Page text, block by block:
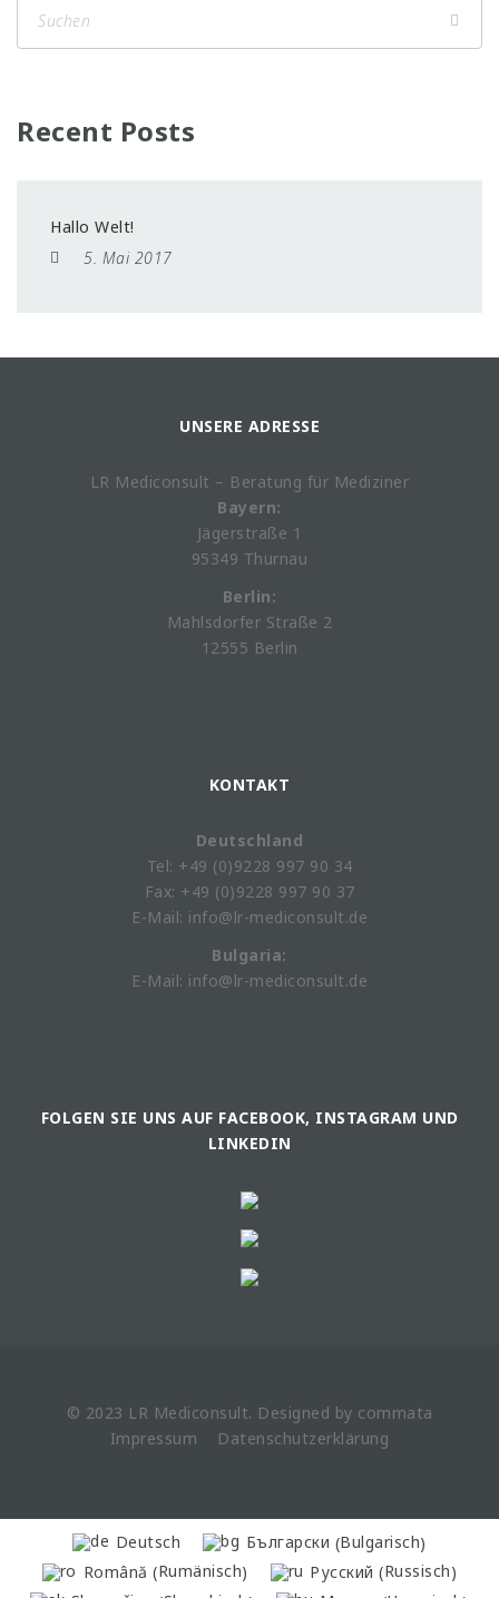
Recent Posts
Hallo Welt!
5. Mai 2017
UNSERE ADRESSE
LR Mediconsult – Beratung für Mediziner
Bayern:
Jägerstraße 1
95349 Thurnau
Berlin:
Mahlsdorfer Straße 2
12555 Berlin
KONTAKT
Deutschland
Tel: +49 (0)9228 997 90 34
Fax: +49 (0)9228 997 90 37
E-Mail: info@lr-mediconsult.de
Bulgaria:
E-Mail: info@lr-mediconsult.de
FOLGEN SIE UNS AUF FACEBOOK, INSTAGRAM UND
LINKEDIN
© 2023 LR Mediconsult. Designed by commata
Impressum
Datenschutzerklärung
Deutsch Български (Bulgarisch)
Română (Rumänisch) Русский (Russisch)